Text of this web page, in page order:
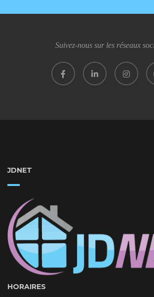
Suivez-nous sur les réseaux
JDNET
HORAIRES